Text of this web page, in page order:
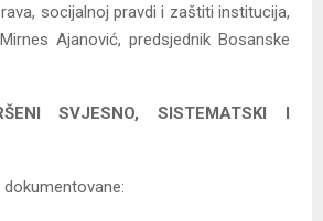
socijalnoj pravdi i zaštiti institucija,
Ajanović, predsjednik Bosanske
SVJESNO, SISTEMATSKI I